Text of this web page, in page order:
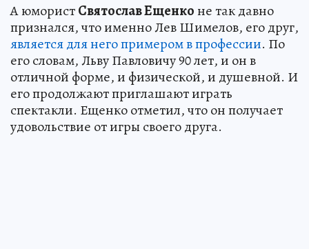
А юмористСвятослав Ещенконе так давно
признался, что именно Лев Шимелов, его друг,
является для него примером в профессии. По
его словам, Льву Павловичу 90 лет, и он в
отличной форме, и физической, и душевной. И
его продолжают приглашают играть
спектакли. Ещенко отметил, что он получает
удовольствие от игры своего друга.